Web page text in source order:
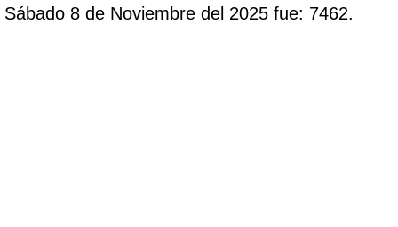
Sábado 8 de Noviembre del 2025 fue: 7462.